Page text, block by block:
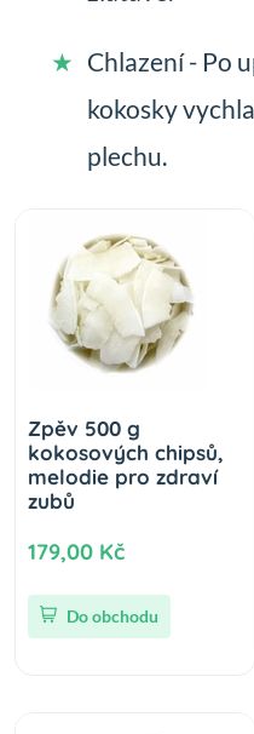
Chlazení - Po
kokosky
plechu.
Zpěv 500 g
kokosových chipsů,
melodie pro zdraví
zubů
179,00 Kč
Do obchodu